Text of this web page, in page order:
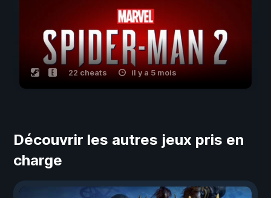
22 cheats il y a 5 mois
Découvrir les autres jeux pris en
charge